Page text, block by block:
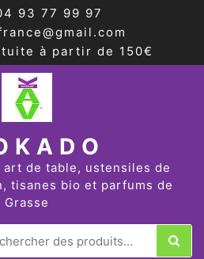
93 77 99 97
à partir de 150€
art de table, ustensiles de
tisanes bio et parfums de
Grasse